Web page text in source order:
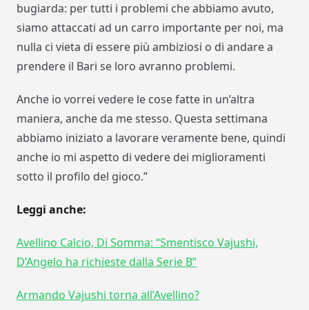
bugiarda: per tutti i problemi che abbiamo avuto,
siamo attaccati ad un carro importante per noi, ma
nulla ci vieta di essere più ambiziosi o di andare a
prendere il Bari se loro avranno problemi.
Anche io vorrei vedere le cose fatte in un’altra
maniera, anche da me stesso. Questa settimana
abbiamo iniziato a lavorare veramente bene, quindi
anche io mi aspetto di vedere dei miglioramenti
sotto il profilo del gioco.”
Leggi anche:
Avellino Calcio, Di Somma: “Smentisco Vajushi,
D’Angelo ha richieste dalla Serie B”
Armando Vajushi torna all’Avellino?